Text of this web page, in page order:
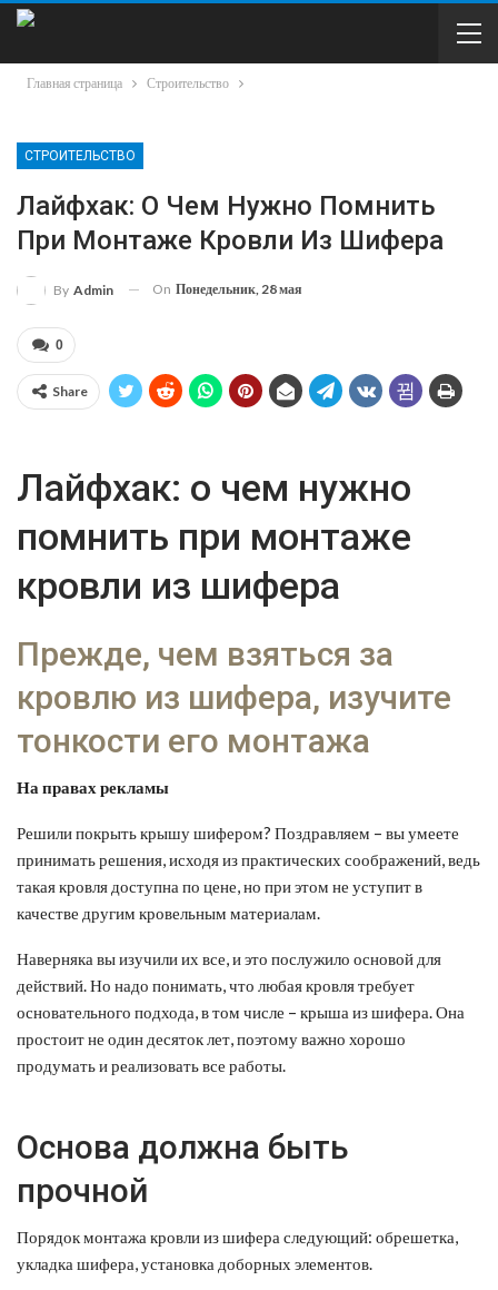
Главная страница Строительство
СТРОИТЕЛЬСТВО
Лайфхак: О Чем Нужно Помнить
При Монтаже Кровли Из Шифера
By Admin On Понедельник, 28 мая
0
Share
Лайфхак: о чем нужно
помнить при монтаже
кровли из шифера
Прежде, чем взяться за
кровлю из шифера, изучите
тонкости его монтажа
На правах рекламы
Решили покрыть крышу шифером? Поздравляем – вы умеете
принимать решения, исходя из практических соображений, ведь
такая кровля доступна по цене, но при этом не уступит в
качестве другим кровельным материалам.
Наверняка вы изучили их все, и это послужило основой для
действий. Но надо понимать, что любая кровля требует
основательного подхода, в том числе – крыша из шифера. Она
простоит не один десяток лет, поэтому важно хорошо
продумать и реализовать все работы.
Основа должна быть
прочной
Порядок монтажа кровли из шифера следующий: обрешетка,
укладка шифера, установка доборных элементов.